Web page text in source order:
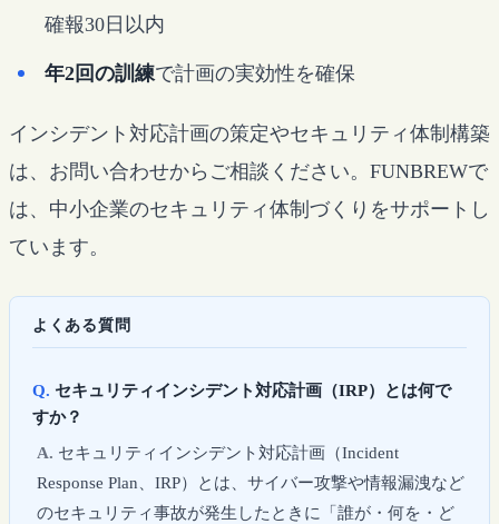
確報30日以内
年2回の訓練で計画の実効性を確保
インシデント対応計画の策定やセキュリティ体制構築
は、お問い合わせからご相談ください。FUNBREWで
は、中小企業のセキュリティ体制づくりをサポートし
ています。
よくある質問
セキュリティインシデント対応計画（IRP）とは何で
すか？
セキュリティインシデント対応計画（Incident
Response Plan、IRP）とは、サイバー攻撃や情報漏洩など
のセキュリティ事故が発生したときに「誰が・何を・ど